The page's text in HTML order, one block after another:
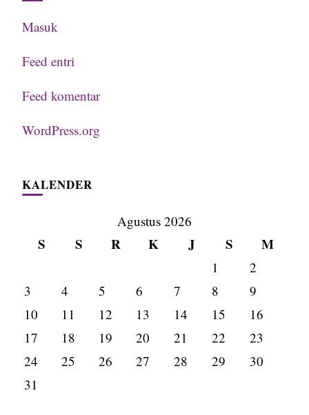
Masuk
Feed entri
Feed komentar
WordPress.org
KALENDER
Agustus 2026
S S R K J S M
1
2
3
4 5 6 7 8
9
10
11 12 13 14 15
16
17
18 19 20 21 22
23
24
25 26 27 28 29
30
31